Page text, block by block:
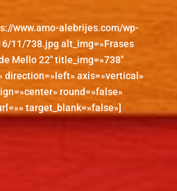
www.amo-alebrijes.com/wp-
11/738.jpg alt_img=»Frases
Mello 22″ title_img=»738″
axis=»vertical»
round=»false»
target_blank=»false»]